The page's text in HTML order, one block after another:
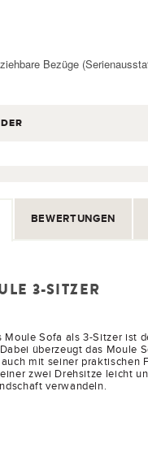
Bezüge
3-SITZER
Moule Sofa als 3-Sitzer ist
überzeugt das Moule
auch mit seiner praktischen
zwei Drehsitze leicht
verwandeln.
BEWERTUNGEN